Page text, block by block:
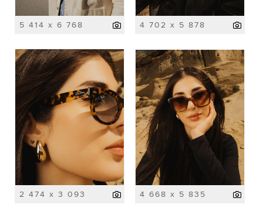
5 414 x 6 768 4 702 x 5 878
2 474 x 3 093 4 668 x 5 835